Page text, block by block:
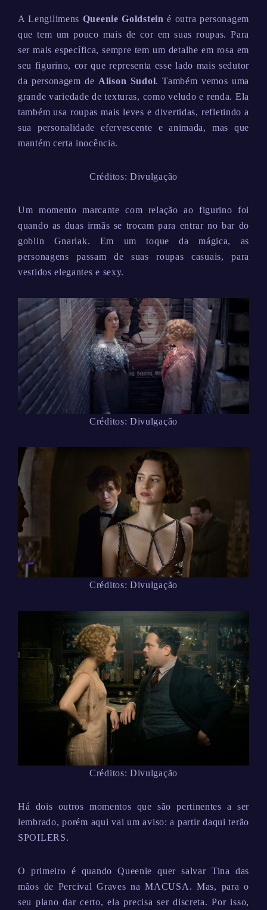
A Lengilimens Queenie Goldstein é outra personagem
que tem um pouco mais de cor em suas roupas. Para
ser mais específica, sempre tem um detalhe em rosa em
seu figurino, cor que representa esse lado mais sedutor
da personagem de Alison Sudol. Também vemos uma
grande variedade de texturas, como veludo e renda. Ela
também usa roupas mais leves e divertidas, refletindo a
sua personalidade efervescente e animada, mas que
mantém certa inocência.
Créditos: Divulgação
Um momento marcante com relação ao figurino foi
quando as duas irmãs se trocam para entrar no bar do
goblin Gnarlak. Em um toque da mágica, as
personagens passam de suas roupas casuais, para
vestidos elegantes e sexy.
Créditos: Divulgação
Créditos: Divulgação
Créditos: Divulgação
Há dois outros momentos que são pertinentes a ser
lembrado, porém aqui vai um aviso: a partir daqui terão
SPOILERS.
O primeiro é quando Queenie quer salvar Tina das
mãos de Percival Graves na MACUSA. Mas, para o
seu plano dar certo, ela precisa ser discreta. Por isso,